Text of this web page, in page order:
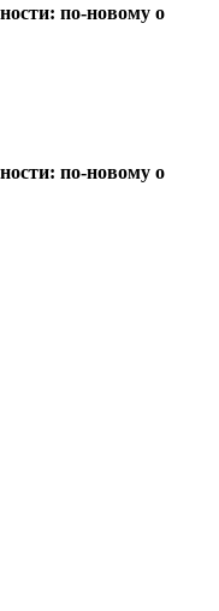
по-новому о
по-новому о